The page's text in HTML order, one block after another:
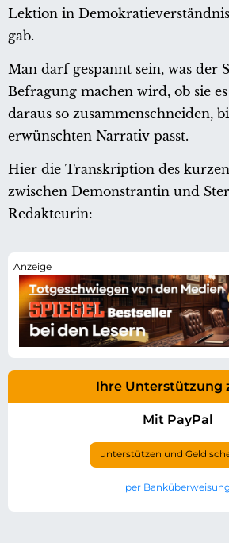
Lektion in
gab.
Man darf gespannt sein, was der
Befragung machen wird, ob sie
daraus so zusammenschneiden,
erwünschten Narrativ passt.
Hier die Transkription des
zwischen Demonstrantin und
Redakteurin:
Ihre Unterstützung
Mit PayPal
unterstützen und Geld
per Banküberweisung